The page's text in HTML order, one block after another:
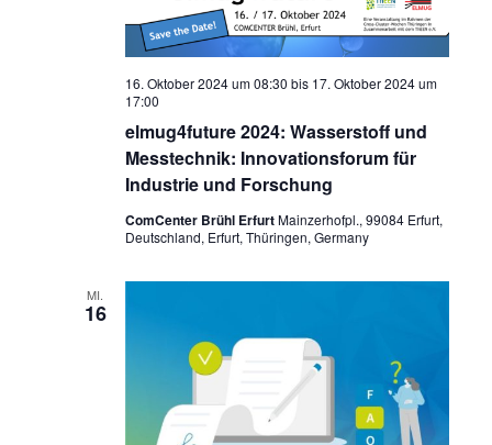
elmug4future 2024: Wasserstoff und
Messtechnik: Innovationsforum für
Industrie und Forschung
16. Oktober 2024 um 08:30 bis 17. Oktober 2024 um
17:00
ComCenter Brühl ErfurtMainzerhofpl., 99084 Erfurt,
Deutschland, Erfurt, Thüringen, Germany
MI.
16